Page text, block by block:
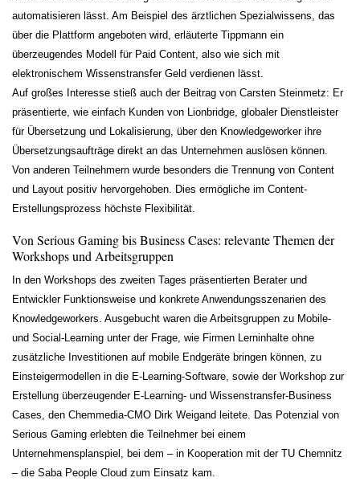
automatisieren lässt. Am Beispiel des ärztlichen Spezialwissens, das
über die Plattform angeboten wird, erläuterte Tippmann ein
überzeugendes Modell für Paid Content, also wie sich mit
elektronischem Wissenstransfer Geld verdienen lässt.
Auf großes Interesse stieß auch der Beitrag von Carsten Steinmetz: Er
präsentierte, wie einfach Kunden von Lionbridge, globaler Dienstleister
für Übersetzung und Lokalisierung, über den Knowledgeworker ihre
Übersetzungsaufträge direkt an das Unternehmen auslösen können.
Von anderen Teilnehmern wurde besonders die Trennung von Content
und Layout positiv hervorgehoben. Dies ermögliche im Content-
Erstellungsprozess höchste Flexibilität.
Von Serious Gaming bis Business Cases: relevante Themen der
Workshops und Arbeitsgruppen
In den Workshops des zweiten Tages präsentierten Berater und
Entwickler Funktionsweise und konkrete Anwendungsszenarien des
Knowledgeworkers. Ausgebucht waren die Arbeitsgruppen zu Mobile-
und Social-Learning unter der Frage, wie Firmen Lerninhalte ohne
zusätzliche Investitionen auf mobile Endgeräte bringen können, zu
Einsteigermodellen in die E-Learning-Software, sowie der Workshop zur
Erstellung überzeugender E-Learning- und Wissenstransfer-Business
Cases, den Chemmedia-CMO Dirk Weigand leitete. Das Potenzial von
Serious Gaming erlebten die Teilnehmer bei einem
Unternehmensplanspiel, bei dem – in Kooperation mit der TU Chemnitz
– die Saba People Cloud zum Einsatz kam.